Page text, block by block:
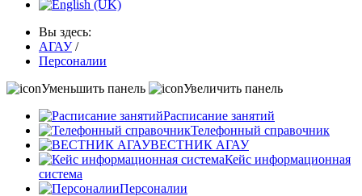
Вы здесь:
АГАУ /
Персоналии
Уменьшить панель
Увеличить панель
Расписание занятий
Телефонный справочник
ВЕСТНИК АГАУ
Кейс информационная
система
Персоналии